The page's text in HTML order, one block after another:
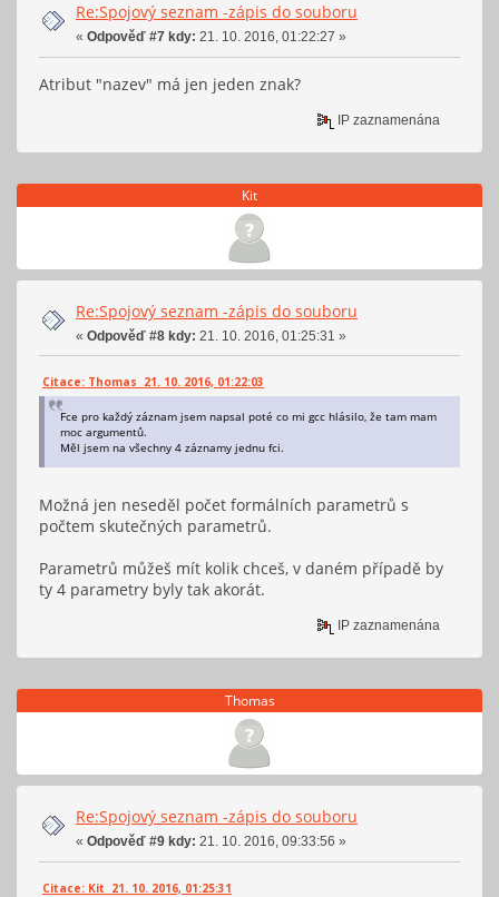
Re:Spojový seznam -zápis do souboru
« Odpověď #7 kdy: 21. 10. 2016, 01:22:27 »
Atribut "nazev" má jen jeden znak?
IP zaznamenána
Kit
Re:Spojový seznam -zápis do souboru
« Odpověď #8 kdy: 21. 10. 2016, 01:25:31 »
Citace: Thomas 21. 10. 2016, 01:22:03
Fce pro každý záznam jsem napsal poté co mi gcc hlásilo, že tam mam
moc argumentů.
Měl jsem na všechny 4 záznamy jednu fci.
Možná jen neseděl počet formálních parametrů s
počtem skutečných parametrů.
Parametrů můžeš mít kolik chceš, v daném případě by
ty 4 parametry byly tak akorát.
IP zaznamenána
Thomas
Re:Spojový seznam -zápis do souboru
« Odpověď #9 kdy: 21. 10. 2016, 09:33:56 »
Citace: Kit 21. 10. 2016, 01:25:31